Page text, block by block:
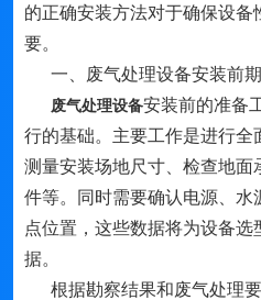
的正确安装方法对于确保设
要。
一、废气处理设备安装前
废气处理设备安装前的准备
行的基础。主要工作是进行
测量安装场地尺寸、检查地面
件等。同时需要确认电源、水
点位置，这些数据将为设备
据。
根据勘察结果和废气处理